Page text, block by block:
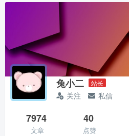
兔小二 站长
关注 私信
7974
文章
40
点赞